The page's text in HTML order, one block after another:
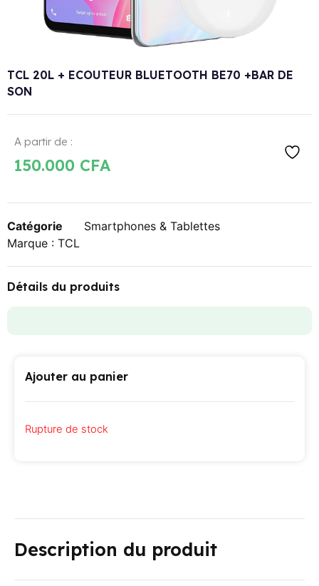
TCL 20L + ECOUTEUR BLUETOOTH BE70 +BAR DE
SON
A partir de :
150.000 CFA
Catégorie
Smartphones & Tablettes
Marque : TCL
Détails du produits
Ajouter au panier
Rupture de stock
Description du produit